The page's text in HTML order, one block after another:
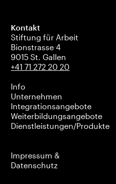
Kontakt
Stiftung für Arbeit
Bionstrasse 4
9015 St. Gallen
+41 71 272 20 20
Info
Unternehmen
Integrationsangebote
Weiterbildungsangebote
Dienstleistungen/Produkte
Impressum &
Datenschutz